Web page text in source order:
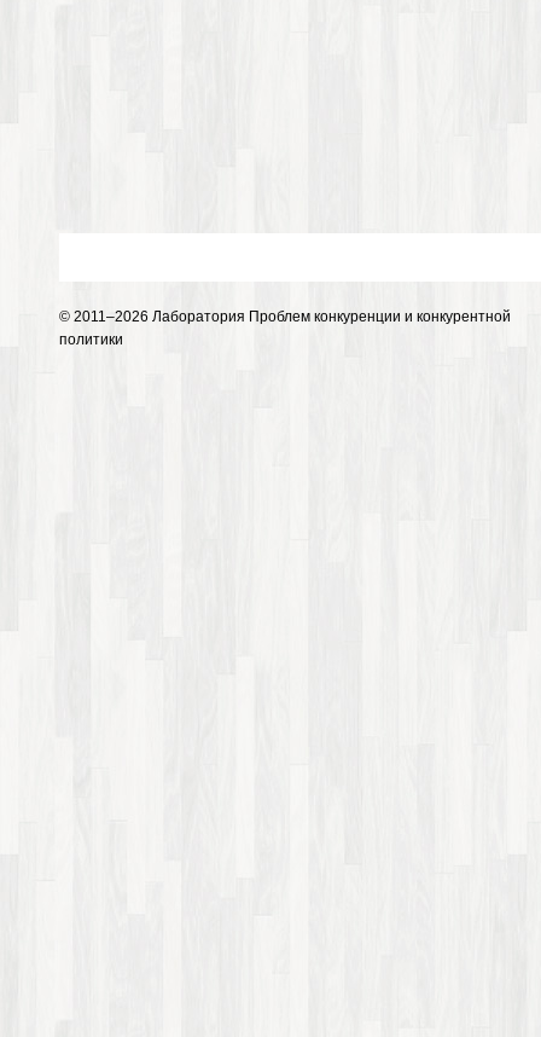
© 2011–2026 Лаборатория Проблем конкуренции и конкурентной
политики